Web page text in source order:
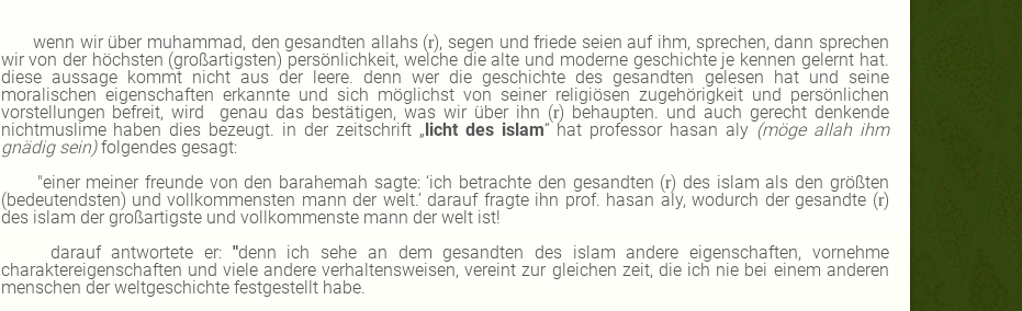
wenn wir über muhammad, den gesandten allahs (r), segen und friede seien auf ihm, sprechen, dann sprechen
wir von der höchsten (großartigsten) persönlichkeit, welche die alte und moderne geschichte je kennen gelernt hat.
diese aussage kommt nicht aus der leere. denn wer die geschichte des gesandten gelesen hat und seine
moralischen eigenschaften erkannte und sich möglichst von seiner religiösen zugehörigkeit und persönlichen
vorstellungen befreit, wird
genau das bestätigen, was wir über ihn (r) behaupten. und auch gerecht denkende
nichtmuslime haben dies bezeugt. in der zeitschrift „licht des islam“ hat professor hasan aly (möge allah ihm
gnädig sein)folgendes gesagt:
"einer meiner freunde von den barahemah sagte: ‘ich betrachte den gesandten (r) des islam als den größten
(bedeutendsten) und vollkommensten mann der welt.’ darauf fragte ihn prof. hasan aly, wodurch der gesandte (r)
des islam der großartigste und vollkommenste mann der welt ist!
darauf antwortete er: "denn ich sehe an dem gesandten des islam andere eigenschaften, vornehme
charaktereigenschaften und viele andere verhaltensweisen, vereint zur gleichen zeit, die ich nie bei einem anderen
menschen der weltgeschichte festgestellt habe.